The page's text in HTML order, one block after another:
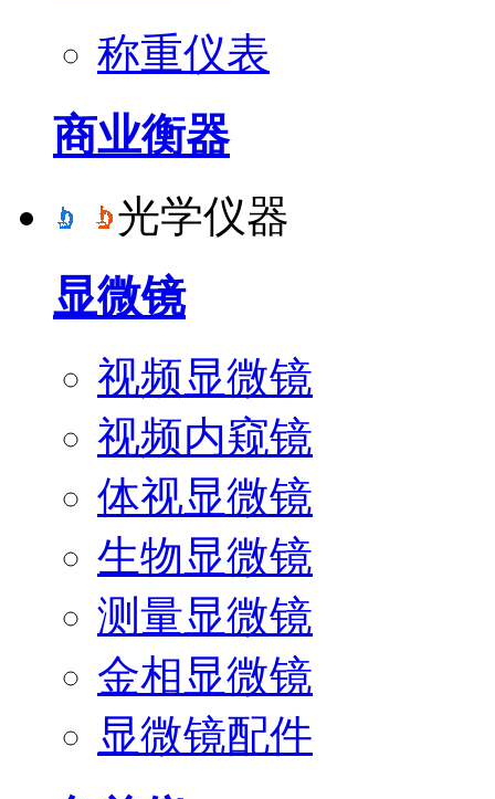
称重仪表
商业衡器
光学仪器
显微镜
视频显微镜
视频内窥镜
体视显微镜
生物显微镜
测量显微镜
金相显微镜
显微镜配件